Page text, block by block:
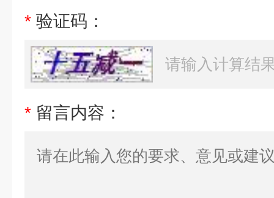
* 验证码：
* 留言内容：